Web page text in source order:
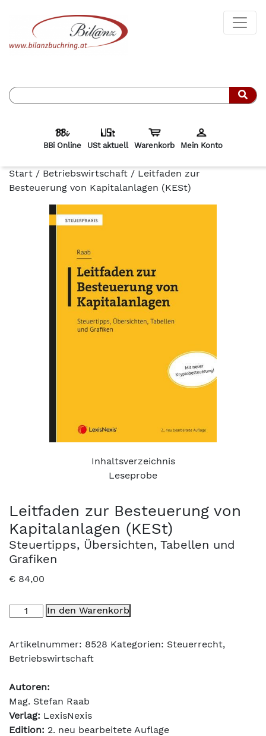
BBi Online USt aktuell Warenkorb Mein Konto
Start / Betriebswirtschaft / Leitfaden zur
Besteuerung von Kapitalanlagen (KESt)
Inhaltsverzeichnis
Leseprobe
Leitfaden zur Besteuerung von
Kapitalanlagen (KESt)
Steuertipps, Übersichten, Tabellen und
Grafiken
€ 84,00
Leitfaden
Besteuerung
von
(KESt)
Menge
In den Warenkorb
Artikelnummer: 8528 Kategorien: Steuerrecht,
Betriebswirtschaft
Autoren:
Mag. Stefan Raab
Verlag: LexisNexis
Edition: 2. neu bearbeitete Auflage